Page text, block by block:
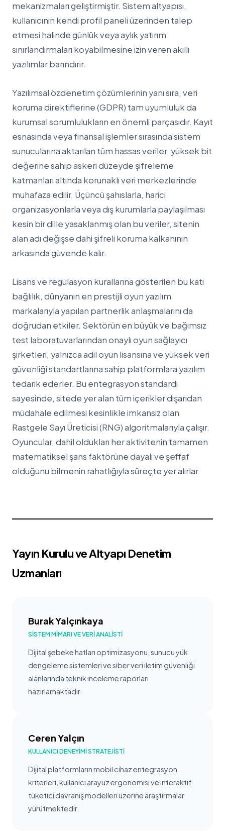
mekanizmaları geliştirmiştir. Sistem altyapısı,
kullanıcının kendi profil paneli üzerinden talep
etmesi halinde günlük veya aylık yatırım
sınırlandırmaları koyabilmesine izin veren akıllı
yazılımlar barındırır.
Yazılımsal özdenetim çözümlerinin yanı sıra, veri
koruma direktiflerine (GDPR) tam uyumluluk da
kurumsal sorumlulukların en önemli parçasıdır. Kayıt
esnasında veya finansal işlemler sırasında sistem
sunucularına aktarılan tüm hassas veriler, yüksek bit
değerine sahip askeri düzeyde şifreleme
katmanları altında korunaklı veri merkezlerinde
muhafaza edilir. Üçüncü şahıslarla, harici
organizasyonlarla veya dış kurumlarla paylaşılması
kesin bir dille yasaklanmış olan bu veriler, sitenin
alan adı değişse dahi şifreli koruma kalkanının
arkasında güvende kalır.
Lisans ve regülasyon kurallarına gösterilen bu katı
bağlılık, dünyanın en prestijli oyun yazılım
markalarıyla yapılan partnerlik anlaşmalarını da
doğrudan etkiler. Sektörün en büyük ve bağımsız
test laboratuvarlarından onaylı oyun sağlayıcı
şirketleri, yalnızca adil oyun lisansına ve yüksek veri
güvenliği standartlarına sahip platformlara yazılım
tedarik ederler. Bu entegrasyon standardı
sayesinde, sitede yer alan tüm içerikler dışarıdan
müdahale edilmesi kesinlikle imkansız olan
Rastgele Sayı Üreticisi (RNG) algoritmalarıyla çalışır.
Oyuncular, dahil oldukları her aktivitenin tamamen
matematiksel şans faktörüne dayalı ve şeffaf
olduğunu bilmenin rahatlığıyla süreçte yer alırlar.
Yayın Kurulu ve Altyapı Denetim
Uzmanları
Burak Yalçınkaya
SISTEM MIMARI VE VERI ANALISTI
Dijital şebeke hatları optimizasyonu, sunucu yük
dengeleme sistemleri ve siber veri iletim güvenliği
alanlarında teknik inceleme raporları
hazırlamaktadır.
Ceren Yalçın
KULLANICI DENEYIMI STRATEJISTI
Dijital platformların mobil cihaz entegrasyon
kriterleri, kullanıcı arayüz ergonomisi ve interaktif
tüketici davranış modelleri üzerine araştırmalar
yürütmektedir.